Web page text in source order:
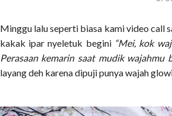
Minggu lalu seperti biasa kami video call
kakak ipar nyeletuk begini “Mei, kok
Perasaan kemarin saat mudik wajahmu
layang deh karena dipuji punya wajah